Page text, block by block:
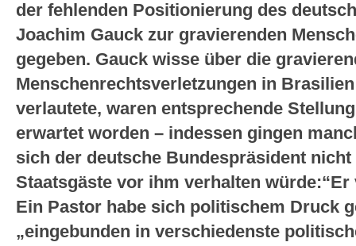
der fehlenden Positionierung des
Joachim Gauck zur gravierenden
gegeben. Gauck wisse über die
Menschenrechtsverletzungen in
verlautete, waren entsprechende
erwartet worden – indessen gingen
sich der deutsche Bundespräsident
Staatsgäste vor ihm verhalten
Ein Pastor habe sich politischem Druck
„eingebunden in verschiedenste